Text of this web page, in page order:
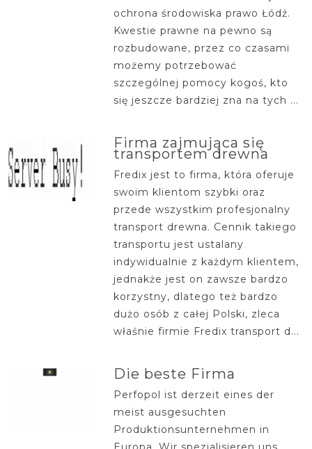
ochrona środowiska prawo Łódź.
Kwestie prawne na pewno są
rozbudowane, przez co czasami
możemy potrzebować
szczególnej pomocy kogoś, kto
się jeszcze bardziej zna na tych ...
Firma zajmująca się
transportem drewna
Fredix jest to firma, która oferuje
swoim klientom szybki oraz
przede wszystkim profesjonalny
transport drewna. Cennik takiego
transportu jest ustalany
indywidualnie z każdym klientem,
jednakże jest on zawsze bardzo
korzystny, dlatego też bardzo
dużo osób z całej Polski, zleca
właśnie firmie Fredix transport d...
Die beste Firma
Perfopol ist derzeit eines der
meist ausgesuchten
Produktionsunternehmen in